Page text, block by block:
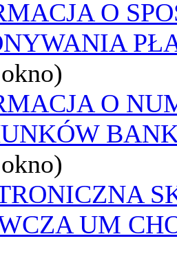
O
O
UM